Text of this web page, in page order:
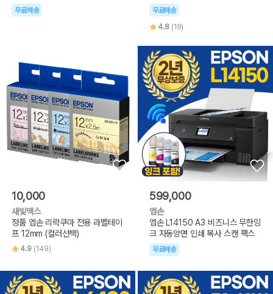
무료배송
무료배송
4.8 (19)
10,000
새빛맥스
정품 엡손 리락쿠마 전용 라벨테이
프 12mm (컬러선택)
4.9 (149)
599,000
엡손
엡손 L14150 A3 비즈니스 무한잉
크 자동양면 인쇄 복사 스캔 팩스
무료배송